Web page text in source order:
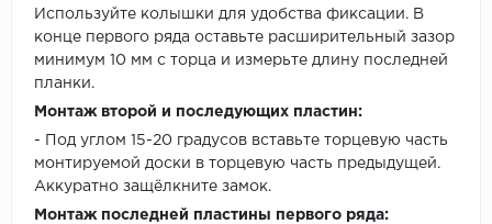
Используйте колышки для удобства фиксации. В
конце первого ряда оставьте расширительный зазор
минимум 10 мм с торца и измерьте длину последней
планки.
Монтаж второй и последующих пластин:
- Под углом 15-20 градусов вставьте торцевую часть
монтируемой доски в торцевую часть предыдущей.
Аккуратно защёлкните замок.
Монтаж последней пластины первого ряда: